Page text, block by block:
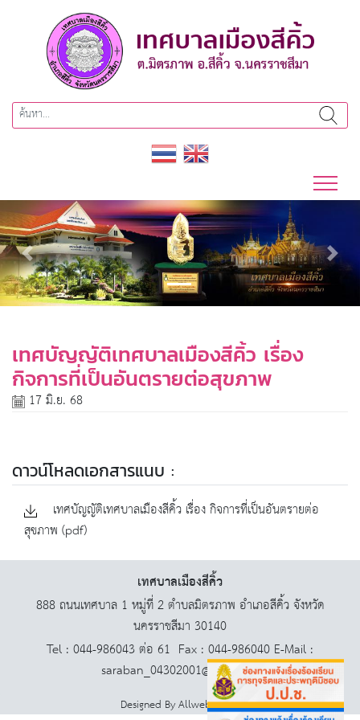
Previous Next
เทศบัญญัติเทศบาลเมืองสีคิ้ว เรื่อง
กิจการที่เป็นอันตรายต่อสุขภาพ
17 มิ.ย. 68
ดาวน์โหลดเอกสารแนบ :
เทศบัญญัติเทศบาลเมืองสีคิ้ว เรื่อง กิจการที่เป็นอันตรายต่อ
สุขภาพ (pdf)
เทศบาลเมืองสีคิ้ว
888 ถนนเทศบาล 1 หมู่ที่ 2 ตำบลมิตรภาพ อำเภอสีคิ้ว จังหวัด
นครราชสีมา 30140
Tel : 044-986043 ต่อ 61 Fax : 044-986040 E-Mail :
saraban_04302001@dla.go.th
Designed ByAllwebGroup